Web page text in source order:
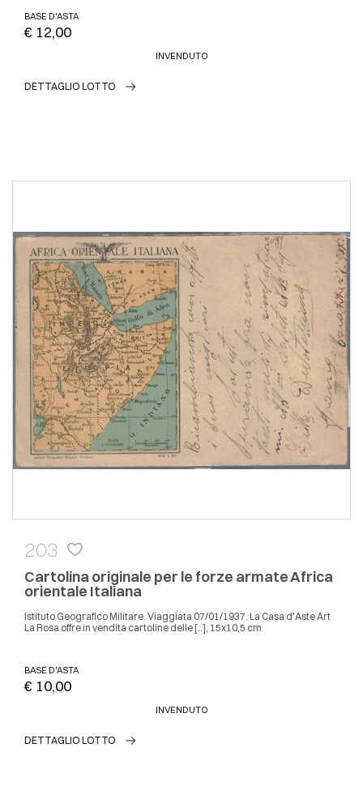
BASE D'ASTA
€ 12,00
INVENDUTO
DETTAGLIO LOTTO
203
Cartolina originale per le forze armate Africa
orientale Italiana
Istituto Geografico Militare. Viaggiata 07/01/1937. La Casa d'Aste Art
La Rosa offre in vendita cartoline delle [..], 15x10,5 cm
BASE D'ASTA
€ 10,00
INVENDUTO
DETTAGLIO LOTTO